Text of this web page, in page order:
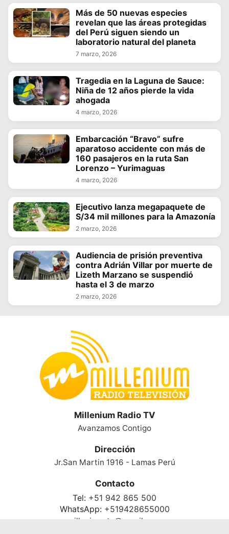
Más de 50 nuevas especies
revelan que las áreas protegidas
del Perú siguen siendo un
laboratorio natural del planeta
7 marzo, 2026
Tragedia en la Laguna de Sauce:
Niña de 12 años pierde la vida
ahogada
4 marzo, 2026
Embarcación “Bravo” sufre
aparatoso accidente con más de
160 pasajeros en la ruta San
Lorenzo – Yurimaguas
4 marzo, 2026
Ejecutivo lanza megapaquete de
S/34 mil millones para la Amazonía
2 marzo, 2026
Audiencia de prisión preventiva
contra Adrián Villar por muerte de
Lizeth Marzano se suspendió
hasta el 3 de marzo
2 marzo, 2026
Millenium Radio TV
Avanzamos Contigo
Dirección
Jr.San Martin 1916 - Lamas Perú
Contacto
Tel: +51 942 865 500
WhatsApp: +519428655000
milleniumrtv@gmail.com